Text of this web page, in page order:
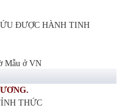
ĐƯỢC HÀNH TINH
Mẫu ở VN
THỨC